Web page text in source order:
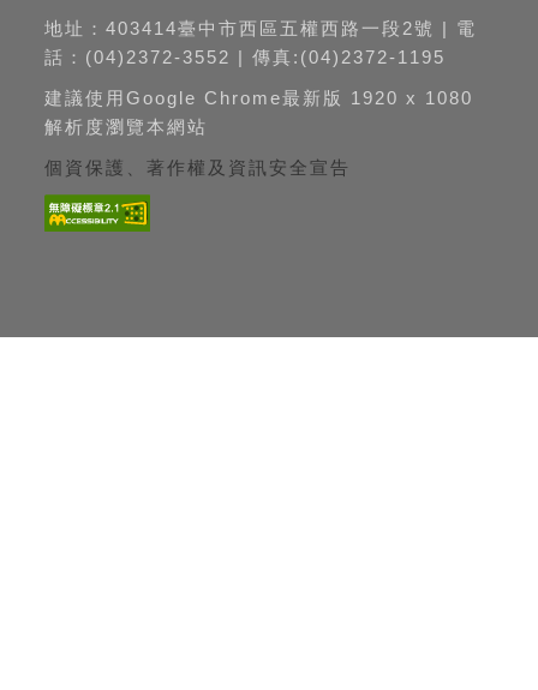
地址：403414臺中市西區五權西路一段2號 | 電
話：(04)2372-3552 | 傳真:(04)2372-1195
建議使用Google Chrome最新版 1920 x 1080
解析度瀏覽本網站
個資保護、著作權及資訊安全宣告